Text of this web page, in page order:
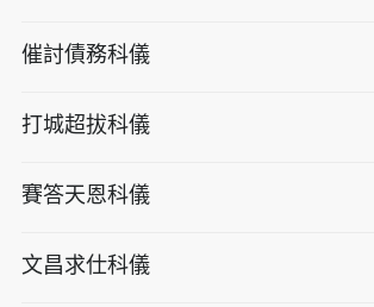
催討債務科儀
打城超拔科儀
賽答天恩科儀
文昌求仕科儀